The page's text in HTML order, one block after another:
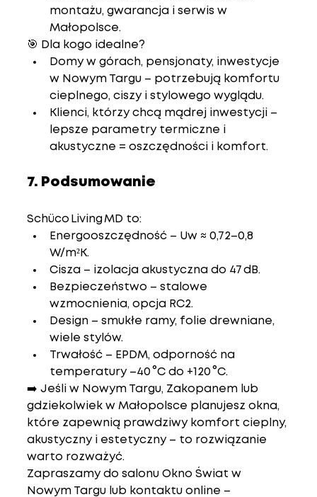
montażu, gwarancja i serwis w
Małopolsce.
🎯 Dla kogo idealne?
Domy w górach, pensjonaty, inwestycje
w Nowym Targu – potrzebują komfortu
cieplnego, ciszy i stylowego wyglądu.
Klienci, którzy chcą mądrej inwestycji –
lepsze parametry termiczne i
akustyczne = oszczędności i komfort.
7. Podsumowanie
Schüco Living MD to:
Energooszczędność – Uw ≈ 0,72–0,8
W/m²K.
Cisza – izolacja akustyczna do 47 dB.
Bezpieczeństwo – stalowe
wzmocnienia, opcja RC2.
Design – smukłe ramy, folie drewniane,
wiele stylów.
Trwałość – EPDM, odporność na
temperatury –40 °C do +120 °C.
➡️ Jeśli w Nowym Targu, Zakopanem lub
gdziekolwiek w Małopolsce planujesz okna,
które zapewnią prawdziwy komfort cieplny,
akustyczny i estetyczny – to rozwiązanie
warto rozważyć.
Zapraszamy do salonu Okno Świat w
Nowym Targu lub kontaktu online –